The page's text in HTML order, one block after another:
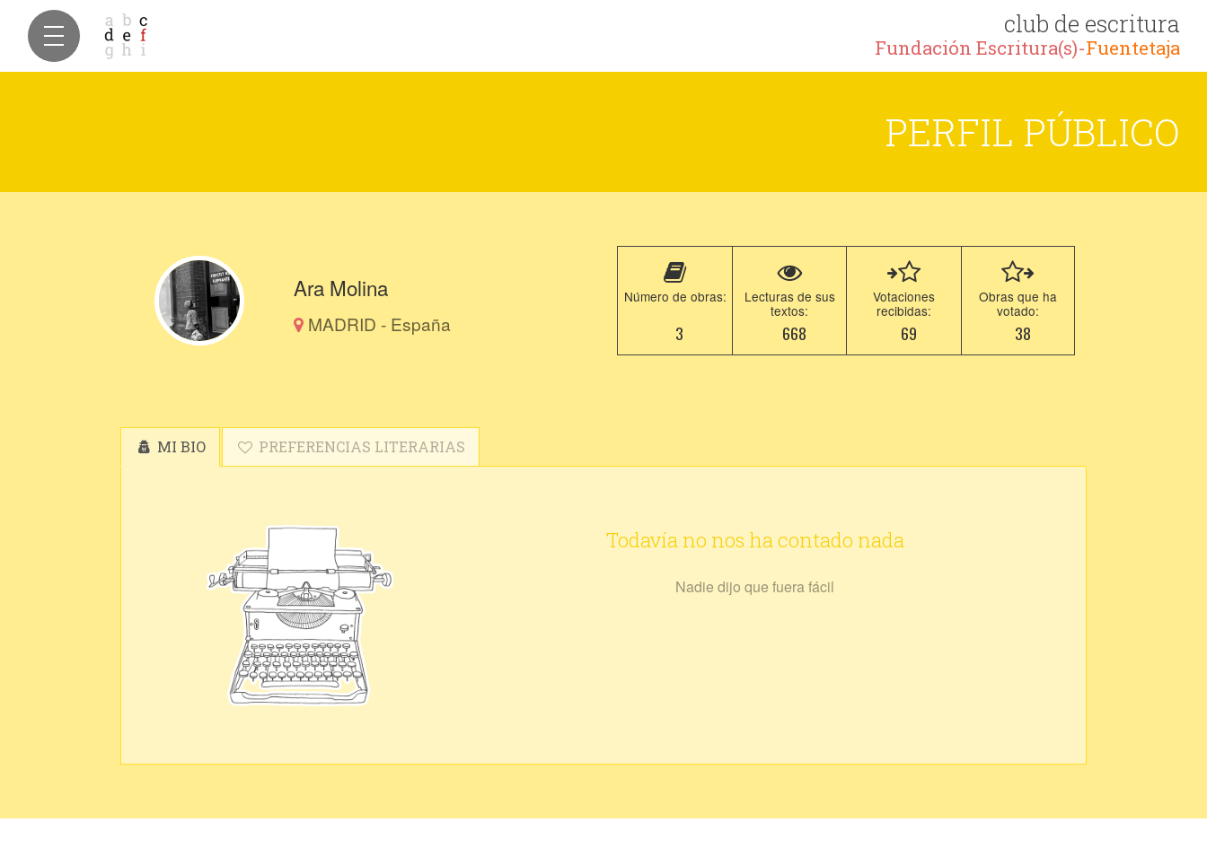
club de escritura
Fundación Escritura(s)-Fuentetaja
PERFIL PÚBLICO
Ara Molina
MADRID - España
Número de obras:
3
Lecturas de sus
textos:
668
Votaciones
recibidas:
69
Obras que ha
votado:
38
MI BIO PREFERENCIAS LITERARIAS
Todavía no nos ha contado nada
Nadie dijo que fuera fácil